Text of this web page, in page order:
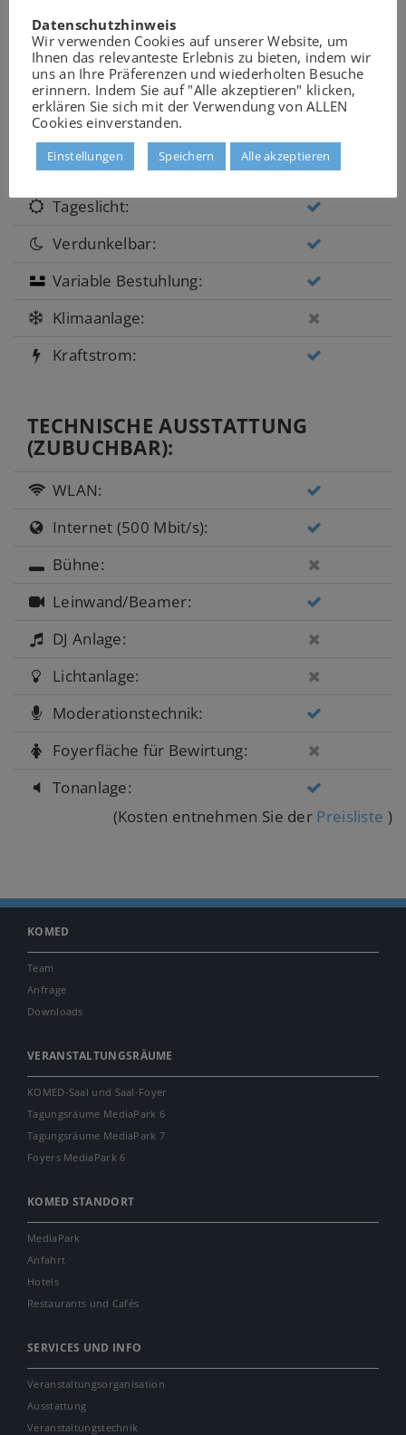
BESONDERE MERKMALE:
Barrierefrei:
Keine Cateringbindung:
Lastenaufzug:
Aufzug:
Tageslicht:
Verdunkelbar:
Variable Bestuhlung:
Klimaanlage:
Kraftstrom:
TECHNISCHE AUSSTATTUNG
(ZUBUCHBAR):
WLAN:
Internet (500 Mbit/s):
Bühne:
Leinwand/Beamer:
DJ Anlage:
Lichtanlage:
Moderationstechnik:
Foyerfläche für Bewirtung:
Tonanlage:
(Kosten entnehmen Sie der Preisliste )
KOMED
Team
Anfrage
Downloads
VERANSTALTUNGSRÄUME
KOMED-Saal und Saal-Foyer
Tagungsräume MediaPark 6
Tagungsräume MediaPark 7
Foyers MediaPark 6
KOMED STANDORT
MediaPark
Anfahrt
Hotels
Restaurants und Cafés
SERVICES UND INFO
Veranstaltungsorganisation
Ausstattung
Veranstaltungstechnik
Datenschutzhinweis
Wir verwenden Cookies auf unserer Website, um
Ihnen das relevanteste Erlebnis zu bieten, indem wir
uns an Ihre Präferenzen und wiederholten Besuche
erinnern. Indem Sie auf "Alle akzeptieren" klicken,
erklären Sie sich mit der Verwendung von ALLEN
Cookies einverstanden.
Einstellungen Speichern Alle akzeptieren